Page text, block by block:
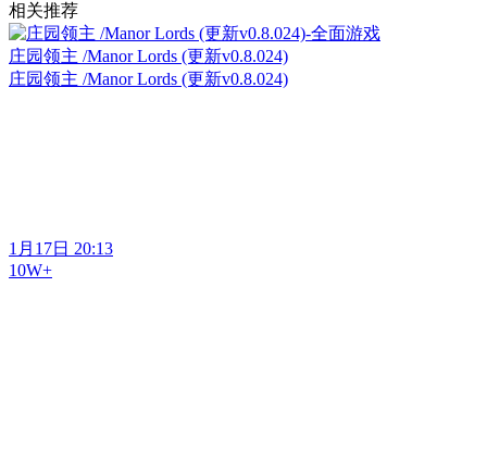
相关推荐
庄园领主 /Manor Lords (更新v0.8.024)
庄园领主 /Manor Lords (更新v0.8.024)
1月17日 20:13
10W+